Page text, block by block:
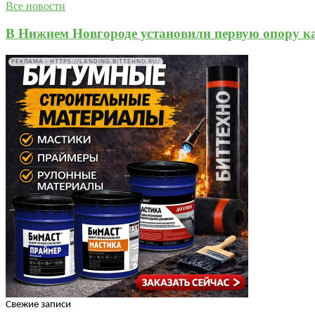
Все новости
В Нижнем Новгороде установили первую опору
РЕКЛАМА • HTTPS://LANDING.BITTEHNO.RU/
Свежие записи